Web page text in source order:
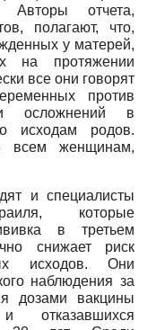
Авторы отчета,
полагают, что,
у матерей,
на протяжении
все они говорят
против
осложнений в
исходам родов.
всем женщинам,
и специалисты
которые
в третьем
снижает риск
исходов. Они
наблюдения за
дозами вакцины
отказавшихся